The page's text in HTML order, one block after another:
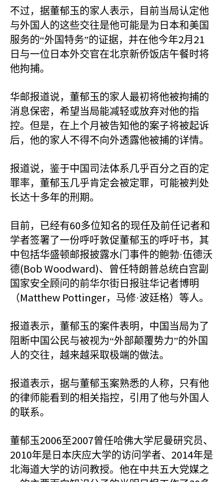
不过，据董郁玉的家人表示，目前当局认定他
与外国人的这些交往是他可能是为日本和美国
服务的“外国特务”的证据，并在他今年2月 21
日与一位日本外交官在北京新侨饭店午餐时将
他拘捕。
华邮报道说，董郁玉的家人最初将他被拘捕的
消息保密，希望当局能减轻或放弃对他的指
控。但是，在上个月被告知他的案子将被起诉
后，他的家人不得不向外透露他被捕的详情。
报道说，鉴于中国司法体系几乎百分之百的定
罪率，董郁玉几乎肯定会被定罪，可能被判处
长达十多年的刑期。
目前，已经有60多位知名的现任及前任记者和
学者签署了一份呼吁敦促董郁玉的呼吁书，其
中包括华盛顿邮报披露水门事件的鲍勃·伍德沃
德(Bob Woodward)、曾任特朗普总统白宫副
国家安全顾问的前华尔街日报驻华记者博明
（Matthew Pottinger，马修·波廷格）等人。
报道表示，董郁玉的案件表明，中国当局为了
阻断中国公民与被视为“外部颠覆势力”的外国
人的交往，越来越采取极端的做法。
报道表示，据与董郁玉案熟悉的人称，只有他
的律师能看到的相关指控，引用了他与外国人
的联系。
董郁玉2006至2007曾任哈佛大学尼曼研究员、
2010年是日本庆应大学的访问学者、 2014年是
北海道大学的访问教授。他在中共五大党媒之